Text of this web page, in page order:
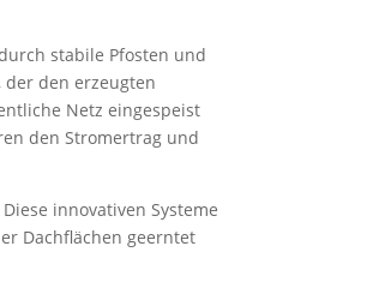
stabile Pfosten und
den erzeugten
Netz eingespeist
den Stromertrag und
innovativen Systeme
Dachflächen geerntet